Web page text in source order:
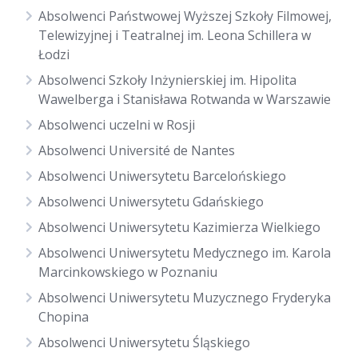
Absolwenci Państwowej Wyższej Szkoły Filmowej,
Telewizyjnej i Teatralnej im. Leona Schillera w
Łodzi
Absolwenci Szkoły Inżynierskiej im. Hipolita
Wawelberga i Stanisława Rotwanda w Warszawie
Absolwenci uczelni w Rosji
Absolwenci Université de Nantes
Absolwenci Uniwersytetu Barcelońskiego
Absolwenci Uniwersytetu Gdańskiego
Absolwenci Uniwersytetu Kazimierza Wielkiego
Absolwenci Uniwersytetu Medycznego im. Karola
Marcinkowskiego w Poznaniu
Absolwenci Uniwersytetu Muzycznego Fryderyka
Chopina
Absolwenci Uniwersytetu Śląskiego